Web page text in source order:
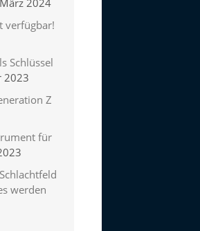
2024
verfügbar!
Schlüssel
2023
Z
für
werden